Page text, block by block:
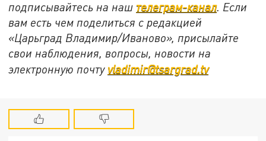
подписывайтесь на наш телеграм-канал. Если
вам есть чем поделиться с редакцией
«Царьград Владимир/Иваново», присылайте
свои наблюдения, вопросы, новости на
электронную почту vladimir@tsargrad.tv